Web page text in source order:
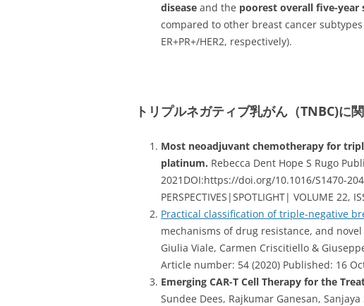
disease and the poorest overall five-year
compared to other breast cancer subtypes
ER+PR+/HER2, respectively).
トリプルネガティブ乳がん（TNBC)に
Most neoadjuvant chemotherapy for
platinum. Rebecca Dent Hope S Rugo
2021DOI:https://doi.org/10.1016/S1470-
PERSPECTIVES|SPOTLIGHT| VOLUME 22,
Practical classification of triple-negative
mechanisms of drug resistance, and
Giulia Viale, Carmen Criscitiello &
Article number: 54 (2020) Published: 16
Emerging CAR-T Cell Therapy for the
Sundee Dees, Rajkumar Ganesan,